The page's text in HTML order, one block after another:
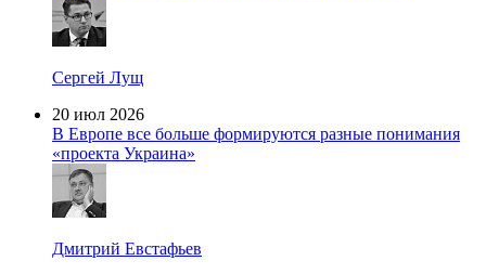
Сергей Лущ
20 июл 2026
В Европе все больше формируются разные понимания
«проекта Украина»
Дмитрий Евстафьев